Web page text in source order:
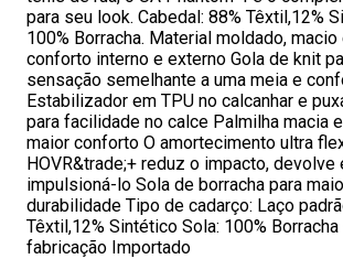
para seu look. Cabedal: 88% Têxtil,12%
100% Borracha. Material moldado,
conforto interno e externo Gola de knit
sensação semelhante a uma meia e
Estabilizador em TPU no calcanhar e
para facilidade no calce Palmilha macia
maior conforto O amortecimento ultra
HOVR&trade;+ reduz o impacto, devolve
impulsioná-lo Sola de borracha para
durabilidade Tipo de cadarço: Laço
Têxtil,12% Sintético Sola: 100%
fabricação Importado